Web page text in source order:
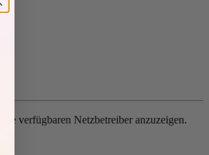
die verfügbaren Netzbetreiber anzuzeigen.